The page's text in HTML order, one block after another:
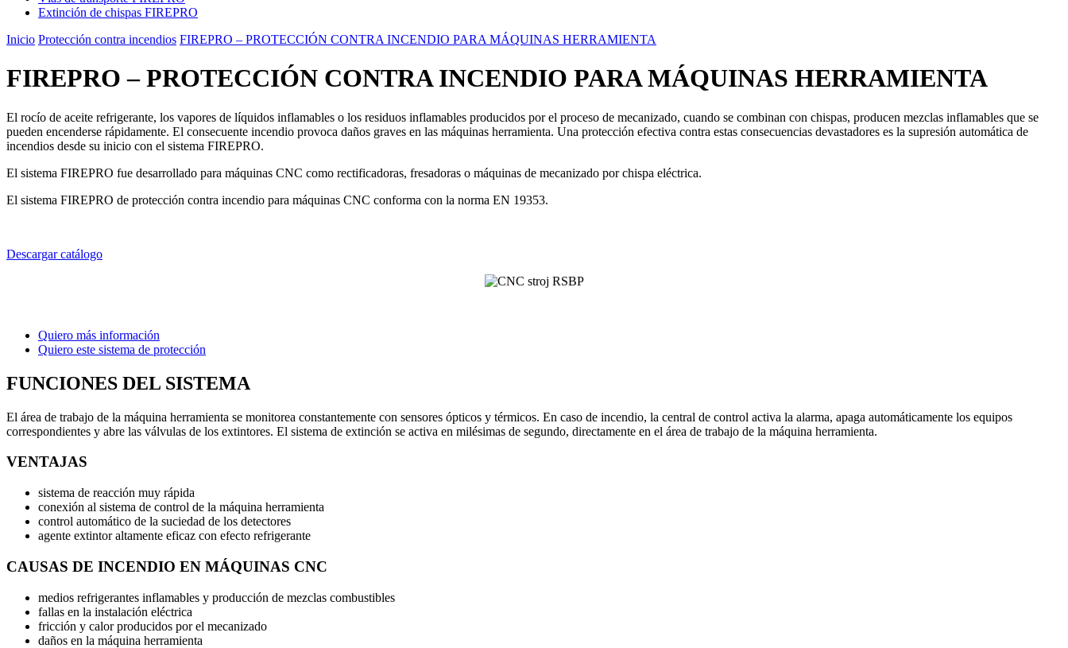
Extinción de chispas FIREPRO
Inicio Protección contra incendios FIREPRO – PROTECCIÓN CONTRA INCENDIO PARA MÁQUINAS HERRAMIENTA
FIREPRO – PROTECCIÓN CONTRA INCENDIO PARA MÁQUINAS HERRAMIENTA
El rocío de aceite refrigerante, los vapores de líquidos inflamables o los residuos inflamables producidos por el proceso de mecanizado, cuando se combinan con chispas, producen mezclas inflamables que se
pueden encenderse rápidamente. El consecuente incendio provoca daños graves en las máquinas herramienta. Una protección efectiva contra estas consecuencias devastadores es la supresión automática de
incendios desde su inicio con el sistema FIREPRO.
El sistema FIREPRO fue desarrollado para máquinas CNC como rectificadoras, fresadoras o máquinas de mecanizado por chispa eléctrica.
El sistema FIREPRO de protección contra incendio para máquinas CNC conforma con la norma EN 19353.
Descargar catálogo
Quiero más información
Quiero este sistema de protección
FUNCIONES DEL SISTEMA
El área de trabajo de la máquina herramienta se monitorea constantemente con sensores ópticos y térmicos. En caso de incendio, la central de control activa la alarma, apaga automáticamente los equipos
correspondientes y abre las válvulas de los extintores. El sistema de extinción se activa en milésimas de segundo, directamente en el área de trabajo de la máquina herramienta.
VENTAJAS
sistema de reacción muy rápida
conexión al sistema de control de la máquina herramienta
control automático de la suciedad de los detectores
agente extintor altamente eficaz con efecto refrigerante
CAUSAS DE INCENDIO EN MÁQUINAS CNC
medios refrigerantes inflamables y producción de mezclas combustibles
fallas en la instalación eléctrica
fricción y calor producidos por el mecanizado
daños en la máquina herramienta